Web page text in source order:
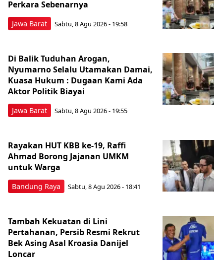
Jawa Barat
Perkara Sebenarnya ​
Sabtu, 8 Agu 2026 - 19:58
Jawa Barat
Di Balik Tuduhan Arogan,
Nyumarno Selalu Utamakan Damai,
Kuasa Hukum : Dugaan Kami Ada
Aktor Politik Biayai
Sabtu, 8 Agu 2026 - 19:55
Bandung Raya
Rayakan HUT KBB ke-19, Raffi
Ahmad Borong Jajanan UMKM
untuk Warga
Sabtu, 8 Agu 2026 - 18:41
Tambah Kekuatan di Lini
Pertahanan, Persib Resmi Rekrut
Bek Asing Asal Kroasia Danijel
Loncar